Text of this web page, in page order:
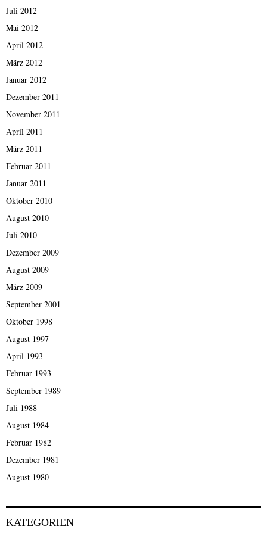
Juli 2012
Mai 2012
April 2012
März 2012
Januar 2012
Dezember 2011
November 2011
April 2011
März 2011
Februar 2011
Januar 2011
Oktober 2010
August 2010
Juli 2010
Dezember 2009
August 2009
März 2009
September 2001
Oktober 1998
August 1997
April 1993
Februar 1993
September 1989
Juli 1988
August 1984
Februar 1982
Dezember 1981
August 1980
KATEGORIEN